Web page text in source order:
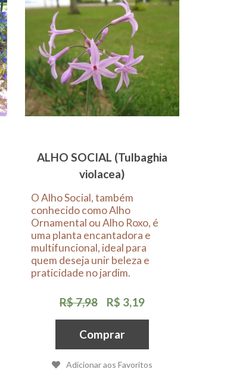
ALHO SOCIAL (Tulbaghia
violacea)
O Alho Social, também
conhecido como Alho
Ornamental ou Alho Roxo, é
uma planta encantadora e
multifuncional, ideal para
quem deseja unir beleza e
praticidade no jardim.
R$ 7,98 R$ 3,19
Comprar
Adicionar aos Favoritos